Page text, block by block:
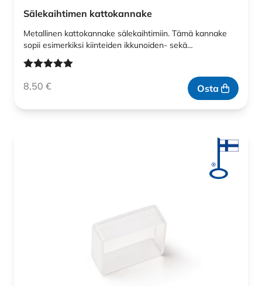
Sälekaihtimen kattokannake
Metallinen kattokannake sälekaihtimiin. Tämä kannake
sopii esimerkiksi kiinteiden ikkunoiden- sekä…
tuotteesta:
8,50 € Osta